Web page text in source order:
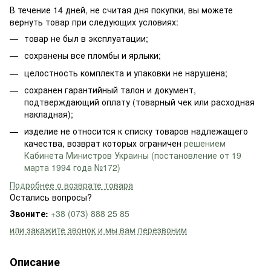
В течение 14 дней, не считая дня покупки, вы можете
вернуть товар при следующих условиях:
товар не был в эксплуатации;
сохранены все пломбы и ярлыки;
целостность комплекта и упаковки не нарушена;
сохранен гарантийный талон и документ,
подтверждающий оплату (товарный чек или расходная
накладная);
изделие не относится к списку товаров надлежащего
качества, возврат которых ограничен решением
Кабинета Министров Украины (постановление от 19
марта 1994 года №172)
Подробнее о возврате товара
Остались вопросы?
Звоните: +38 (073) 888 25 85
или закажите звонок и мы вам перезвоним
Описание